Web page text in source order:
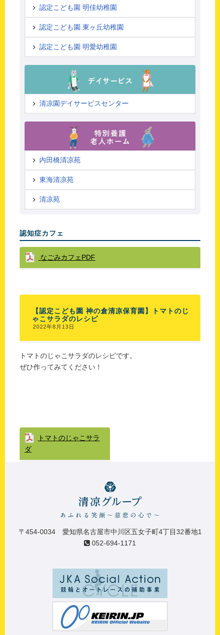
認定こども園 明佳幼稚園
認定こども園 東ヶ丘幼稚園
認定こども園 明愛幼稚園
清凉園デイサービスセンター
内田橋清凉苑
東海清凉苑
清凉苑
認知症カフェ
なごみカフェPDF
【認定こども園 神の倉清凉保育園】トマトのじ
ゃこサラダのレシピ
2022年8月13日
トマトのじゃこサラダのレシピです。
ぜひ作ってみてください！
トマトのじゃこサラ
ダ
〒454-0034 愛知県名古屋市中川区五女子町4丁目32番地1
052-694-1171